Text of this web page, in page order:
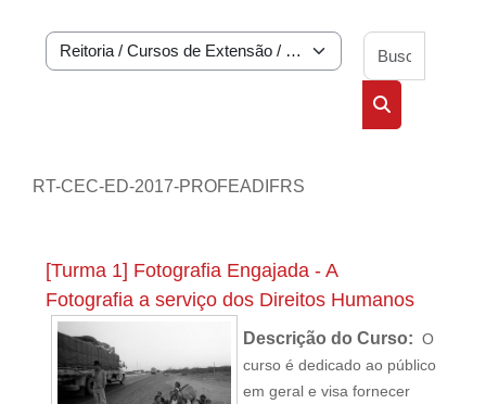
Categorias de Cursos
RT-CEC-ED-2017-PROFEADIFRS
[Turma 1] Fotografia Engajada - A
Fotografia a serviço dos Direitos Humanos
Descrição do Curso: O
curso é dedicado ao público
em geral e visa fornecer